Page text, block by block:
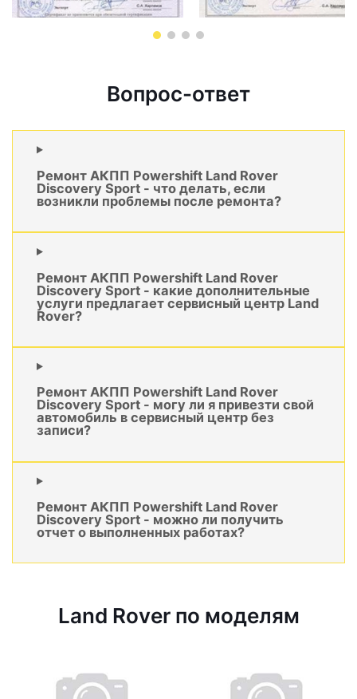
Вопрос-ответ
Ремонт АКПП Powershift Land Rover
Discovery Sport - что делать, если
возникли проблемы после ремонта?
Ремонт АКПП Powershift Land Rover
Discovery Sport - какие дополнительные
услуги предлагает сервисный центр Land
Rover?
Ремонт АКПП Powershift Land Rover
Discovery Sport - могу ли я привезти свой
автомобиль в сервисный центр без
записи?
Ремонт АКПП Powershift Land Rover
Discovery Sport - можно ли получить
отчет о выполненных работах?
Land Rover по моделям